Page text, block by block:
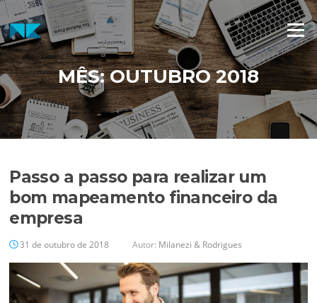
Pular
para
o
conteúdo
Menu
MÊS:OUTUBRO 2018
Passo a passo para realizar um
bom mapeamento financeiro da
empresa
31 de outubro de 2018 Autor: Milanezi & Rodrigues